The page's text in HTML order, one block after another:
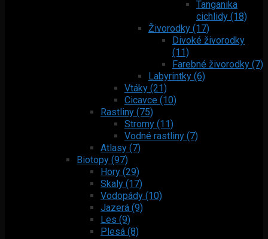
Tanganika
cichlidy (18)
Živorodky (17)
Divoké živorodky
(11)
Farebné živorodky (7)
Labyrintky (6)
Vtáky (21)
Cicavce (10)
Rastliny (75)
Stromy (11)
Vodné rastliny (7)
Atlasy (7)
Biotopy (97)
Hory (29)
Skaly (17)
Vodopády (10)
Jazerá (9)
Les (9)
Plesá (8)